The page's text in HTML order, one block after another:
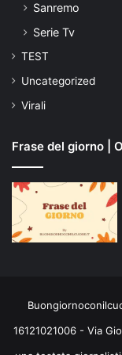
Sanremo
Serie Tv
TEST
Uncategorized
Virali
Frase del giorno |
16121021006 - Via